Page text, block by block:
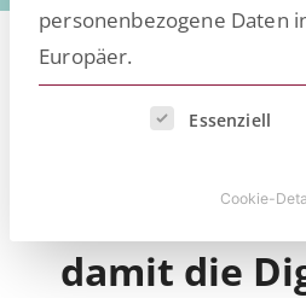
entlasten,
damit die
personenbezogene Daten
Europäer.
Es folgt eine Liste der
Essenziell
Cookie-